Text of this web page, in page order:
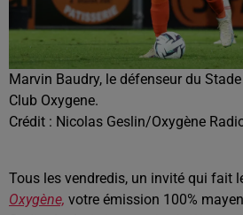
Marvin Baudry, le défenseur du
Club Oxygene.
Crédit : Nicolas Geslin/Oxygène
Tous les vendredis, un invité qui fait
Oxygène, votre émission 100%